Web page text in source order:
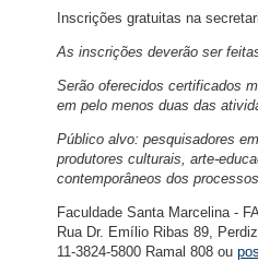
Inscrições gratuitas na
As inscrições deverão ser
Serão oferecidos certificados
em pelo menos duas das
Público alvo: pesquisadores
produtores culturais, arte-
contemporâneos dos
Faculdade Santa Marcelina -
Rua Dr. Emílio Ribas 89,
11-3824-5800 Ramal 808 ou